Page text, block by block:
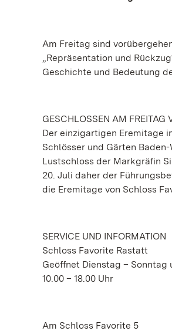
Am Freitag sind
„Repräsentation und
Geschichte und Bedeutung
GESCHLOSSEN AM FREITAG
Der einzigartigen Eremitage
Schlösser und Gärten
Lustschloss der Markgräfin
20. Juli daher der
die Eremitage von Schloss
SERVICE UND INFORMATION
Schloss Favorite Rastatt
Geöffnet Dienstag – Sonntag
10.00 – 18.00 Uhr
Am Schloss Favorite 5